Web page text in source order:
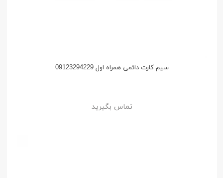
سیم کارت دائمی همراه اول 09123294229
تماس بگیرید